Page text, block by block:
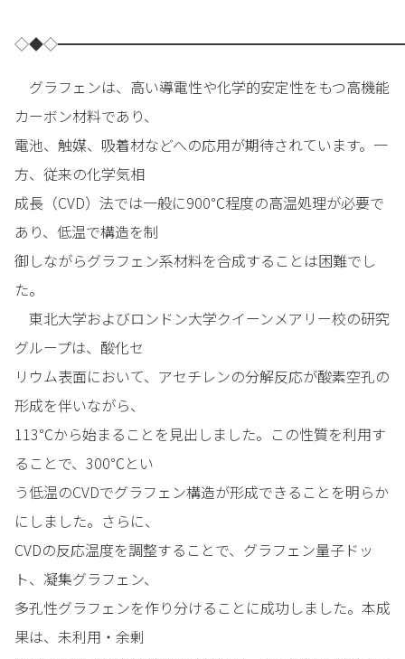
グラフェンは、高い導電性や化学的安定性をもつ高機能
カーボン材料であり、
電池、触媒、吸着材などへの応用が期待されています。一
方、従来の化学気相
成長（CVD）法では一般に900℃程度の高温処理が必要で
あり、低温で構造を制
御しながらグラフェン系材料を合成することは困難でし
た。
東北大学およびロンドン大学クイーンメアリー校の研究
グループは、酸化セ
リウム表面において、アセチレンの分解反応が酸素空孔の
形成を伴いながら、
113℃から始まることを見出しました。この性質を利用す
ることで、300℃とい
う低温のCVDでグラフェン構造が形成できることを明らか
にしました。さらに、
CVDの反応温度を調整することで、グラフェン量子ドッ
ト、凝集グラフェン、
多孔性グラフェンを作り分けることに成功しました。本成
果は、未利用・余剰